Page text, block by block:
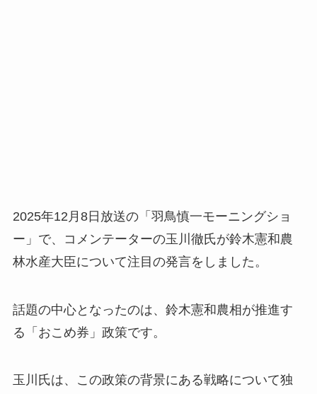
2025年12月8日放送の「羽鳥慎一モーニングショ
ー」で、コメンテーターの玉川徹氏が鈴木憲和農
林水産大臣について注目の発言をしました。
話題の中心となったのは、鈴木憲和農相が推進す
る「おこめ券」政策です。
玉川氏は、この政策の背景にある戦略について独